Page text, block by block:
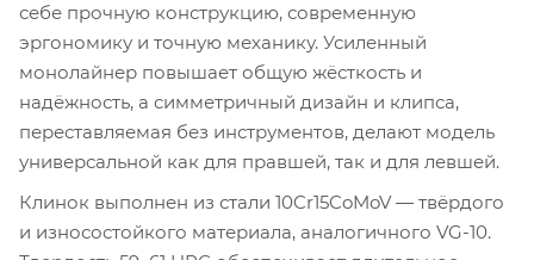
себе прочную конструкцию, современную
эргономику и точную механику. Усиленный
монолайнер повышает общую жёсткость и
надёжность, а симметричный дизайн и клипса,
переставляемая без инструментов, делают модель
универсальной как для правшей, так и для левшей.
Клинок выполнен из стали 10Cr15CoMoV — твёрдого
и износостойкого материала, аналогичного VG-10.